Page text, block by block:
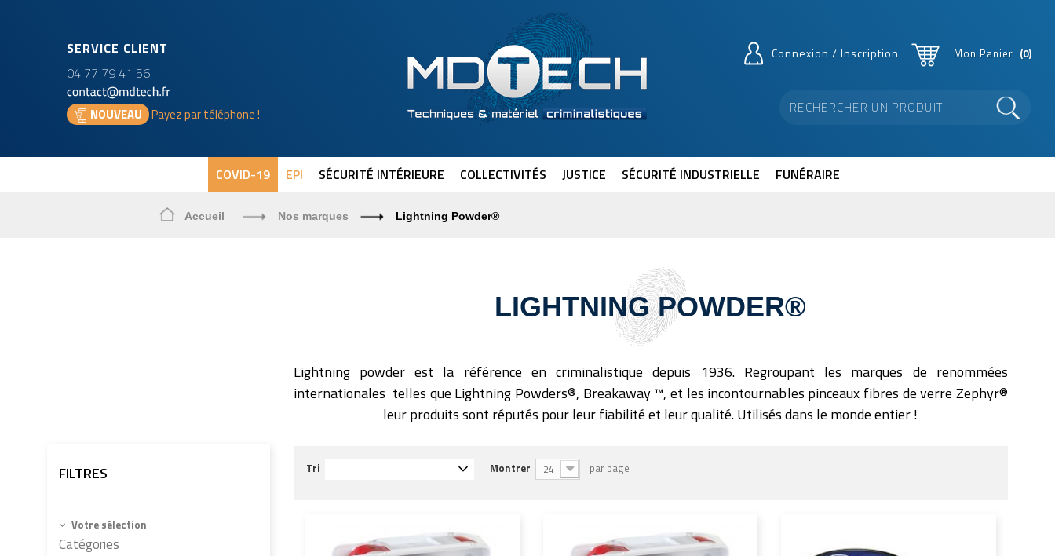
SERVICE CLIENT
04 77 79 41 56
NOUVEAU Payez par téléphone !
Connexion / Inscription Mon Panier 0
COVID-19 EPI SÉCURITÉ INTÉRIEURE COLLECTIVITÉS JUSTICE SÉCURITÉ INDUSTRIELLE FUNÉRAIRE
Accueil Nos marques Lightning Powder®
FILTRES
Votre sélection
Catégories
LIGHTNING POWDER®
Lightning powder est la référence en criminalistique depuis 1936. Regroupant les marques de renommées
internationales telles que Lightning Powders®, Breakaway ™, et les incontournables pinceaux fibres de verre Zephyr®
leur produits sont réputés pour leur fiabilité et leur qualité. Utilisés dans le monde entier !
Tri -- Montrer 24 par page